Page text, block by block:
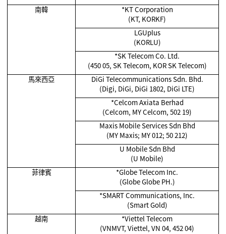
南韓
*KT Corporation
(KT, KORKF)
LGUplus
(KORLU)
*SK Telecom Co. Ltd.
(450 05, SK Telecom, KOR SK Telecom)
馬來西亞
DiGi Telecommunications Sdn. Bhd.
(Digi, DiGi, DiGi 1802, DiGi LTE)
*Celcom Axiata Berhad
(Celcom, MY Celcom, 502 19)
Maxis Mobile Services Sdn Bhd
(MY Maxis; MY 012; 50 212)
U Mobile Sdn Bhd
(U Mobile)
菲律賓
*Globe Telecom Inc.
(Globe Globe PH.)
*SMART Communications, Inc.
(Smart Gold)
越南
*Viettel Telecom
(VNMVT, Viettel, VN 04, 452 04)